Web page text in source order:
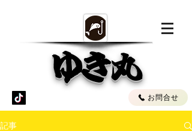
ゆき丸
お問合せ
記事